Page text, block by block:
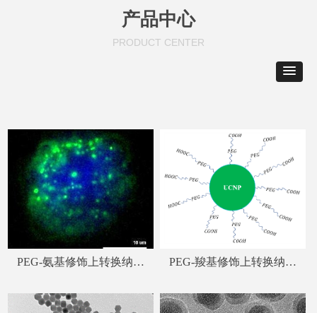
PEG-氨基修饰上转换纳米
PEG-羧基修饰上转换纳米
产品中心
PRODUCT CENTER